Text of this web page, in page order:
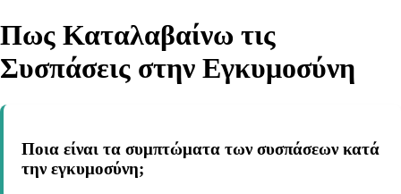
Πως Καταλαβαίνω τις
Συσπάσεις στην Εγκυμοσύνη
Ποια είναι τα συμπτώματα των συσπάσεων κατά
την εγκυμοσύνη;